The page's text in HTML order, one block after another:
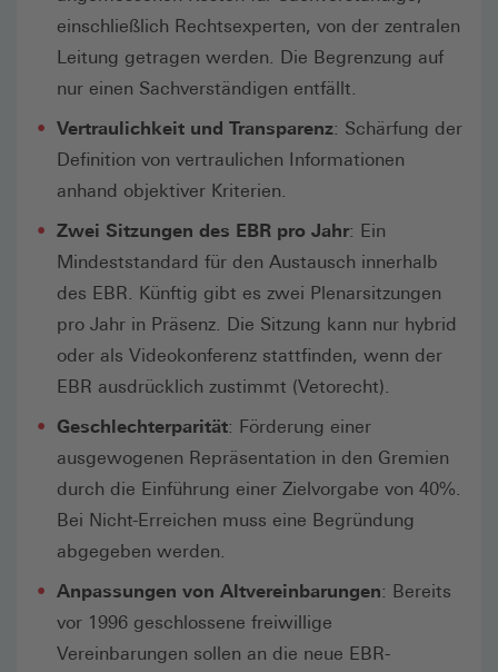
einschließlich Rechtsexperten, von der zentralen
Leitung getragen werden. Die Begrenzung auf
nur einen Sachverständigen entfällt.
Vertraulichkeit und Transparenz: Schärfung der
Definition von vertraulichen Informationen
anhand objektiver Kriterien.
Zwei Sitzungen des EBR pro Jahr: Ein
Mindeststandard für den Austausch innerhalb
des EBR. Künftig gibt es zwei Plenarsitzungen
pro Jahr in Präsenz. Die Sitzung kann nur hybrid
oder als Videokonferenz stattfinden, wenn der
EBR ausdrücklich zustimmt (Vetorecht).
Geschlechterparität: Förderung einer
ausgewogenen Repräsentation in den Gremien
durch die Einführung einer Zielvorgabe von 40%.
Bei Nicht-Erreichen muss eine Begründung
abgegeben werden.
Anpassungen von Altvereinbarungen: Bereits
vor 1996 geschlossene freiwillige
Vereinbarungen sollen an die neue EBR-